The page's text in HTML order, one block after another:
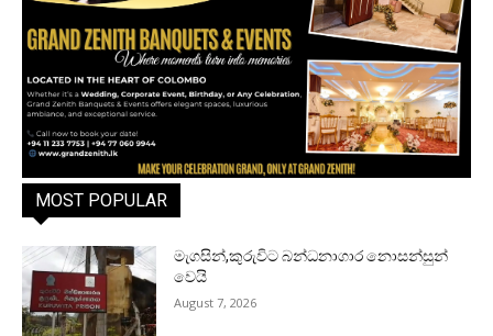
MOST POPULAR
මැගසින්,කුරුවිට බන්ධනාගාර නොසන්සුන්
වෙයි
August 7, 2026